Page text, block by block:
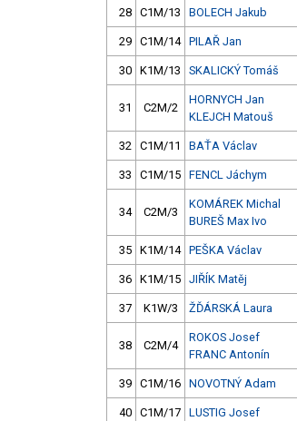
28 C1M/13 BOLECH Jakub
29 C1M/14 PILAŘ Jan
30 K1M/13 SKALICKÝ Tomáš
31 C2M/2
HORNYCH Jan
KLEJCH Matouš
32 C1M/11 BAŤA Václav
33 C1M/15 FENCL Jáchym
34 C2M/3
KOMÁREK Michal
BUREŠ Max Ivo
35 K1M/14 PEŠKA Václav
36 K1M/15 JIŘÍK Matěj
37 K1W/3 ŽĎÁRSKÁ Laura
38 C2M/4
ROKOS Josef
FRANC Antonín
39 C1M/16 NOVOTNÝ Adam
40 C1M/17 LUSTIG Josef